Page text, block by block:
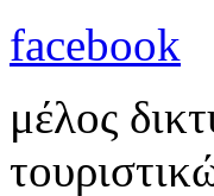
facebook
μέλος